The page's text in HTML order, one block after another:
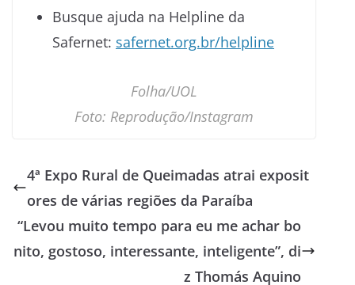
Busque ajuda na Helpline da
Safernet: safernet.org.br/helpline
Folha/UOL
Foto: Reprodução/Instagram
4ª Expo Rural de Queimadas atrai exposit
ores de várias regiões da Paraíba
“Levou muito tempo para eu me achar bo
nito, gostoso, interessante, inteligente”, di
z Thomás Aquino